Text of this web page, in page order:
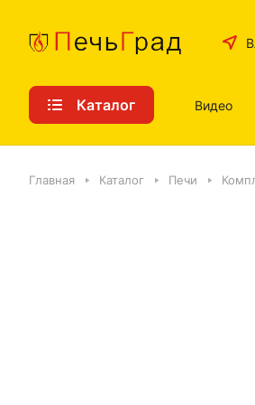
Каталог Видео
Главная Каталог Печи